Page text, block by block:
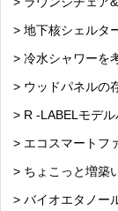
> 地下核シェルタ
> 冷水シャワーを
> ウッドパネルの
> R -LABELモデ
> エコスマートフ
> ちょこっと増築
> バイオエタノー